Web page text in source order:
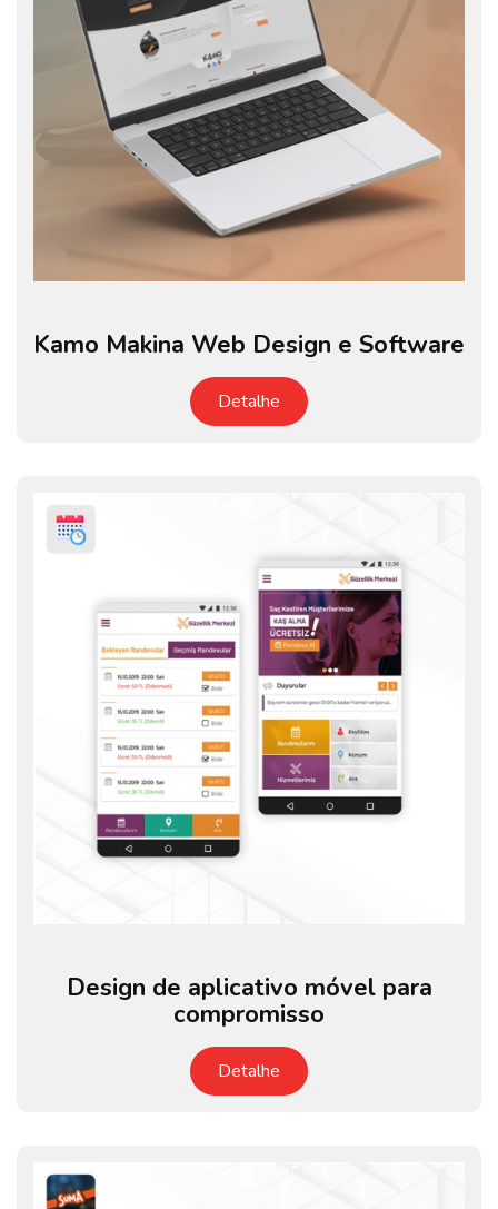
Kamo Makina Web Design e Software
Detalhe
Design de aplicativo móvel para
compromisso
Detalhe